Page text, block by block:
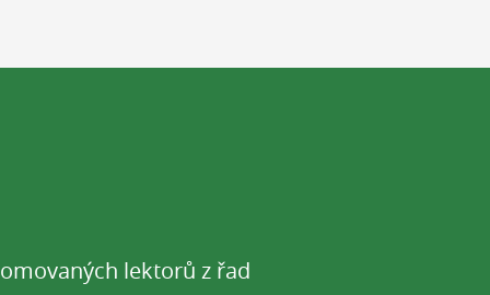
lektorů z řad